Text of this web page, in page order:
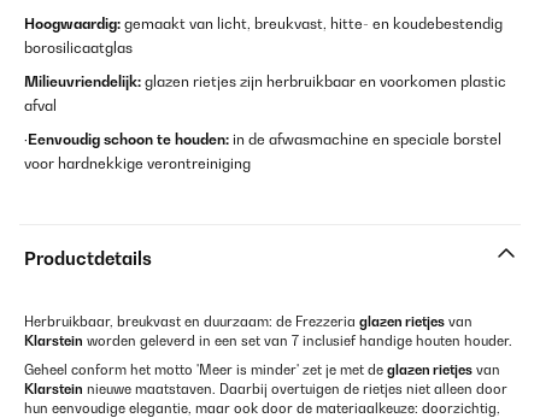
Hoogwaardig: gemaakt van licht, breukvast, hitte- en koudebestendig
borosilicaatglas
Milieuvriendelijk: glazen rietjes zijn herbruikbaar en voorkomen plastic
afval
·Eenvoudig schoon te houden: in de afwasmachine en speciale borstel
voor hardnekkige verontreiniging
Productdetails
Herbruikbaar, breukvast en duurzaam: de Frezzeria glazen rietjes van
Klarstein worden geleverd in een set van 7 inclusief handige houten houder.
Geheel conform het motto 'Meer is minder' zet je met de glazen rietjes van
Klarstein nieuwe maatstaven. Daarbij overtuigen de rietjes niet alleen door
hun eenvoudige elegantie, maar ook door de materiaalkeuze: doorzichtig,